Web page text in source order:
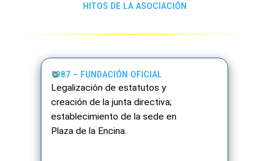
HITOS DE LA ASOCIACIÓN
1987 – FUNDACIÓN OFICIAL
Legalización de estatutos y
creación de la junta directiva;
establecimiento de la sede en
Plaza de la Encina.